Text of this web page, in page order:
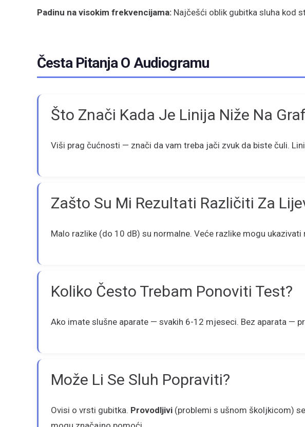
Padinu na visokim frekvencijama: Najčešći oblik gubitka sluha kod
Česta Pitanja O Audiogramu
Što Znači Kada Je Linija Niže Na
Viši prag čućnosti — znači da vam treba jači zvuk da biste čuli.
Zašto Su Mi Rezultati Različiti Za
Malo razlike (do 10 dB) su normalne. Veće razlike mogu
Koliko Često Trebam Ponoviti Test?
Ako imate slušne aparate — svakih 6-12 mjeseci. Bez aparata —
Može Li Se Sluh Popraviti?
Ovisi o vrsti gubitka. Provodljivi (problemi s ušnom školjkicom)